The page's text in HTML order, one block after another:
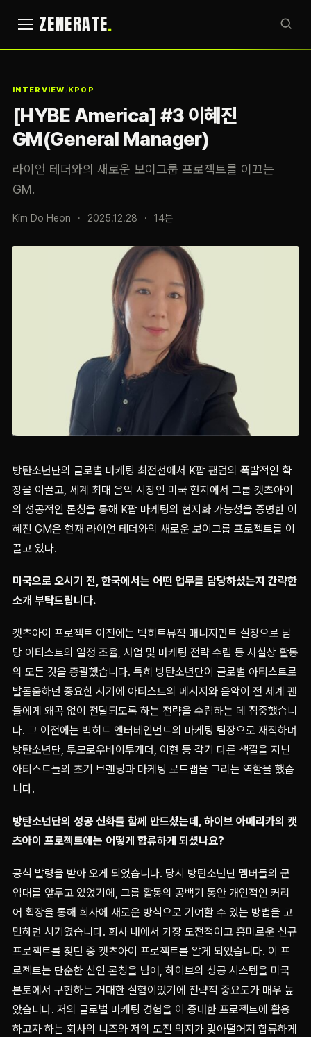
ZENERATE
INTERVIEW /KPOP
[HYBE America] #3 이혜진
GM(General Manager)
라이언 테더와의 새로운 보이그룹 프로젝트를 이끄는
GM.
Kim Do Heon · 2025.12.28 · 14분
방탄소년단의 글로벌 마케팅 최전선에서 K팝 팬덤의 폭발적인 확
장을 이끌고, 세계 최대 음악 시장인 미국 현지에서 그룹 캣츠아이
의 성공적인 론칭을 통해 K팝 마케팅의 현지화 가능성을 증명한 이
혜진 GM은 현재 라이언 테더와의 새로운 보이그룹 프로젝트를 이
끌고 있다.
미국으로 오시기 전, 한국에서는 어떤 업무를 담당하셨는지 간략한
소개 부탁드립니다.
캣츠아이 프로젝트 이전에는 빅히트뮤직 매니지먼트 실장으로 담
당 아티스트의 일정 조율, 사업 및 마케팅 전략 수립 등 사실상 활동
의 모든 것을 총괄했습니다. 특히 방탄소년단이 글로벌 아티스트로
발돋움하던 중요한 시기에 아티스트의 메시지와 음악이 전 세계 팬
들에게 왜곡 없이 전달되도록 하는 전략을 수립하는 데 집중했습니
다. 그 이전에는 빅히트 엔터테인먼트의 마케팅 팀장으로 재직하며
방탄소년단, 투모로우바이투게더, 이현 등 각기 다른 색깔을 지닌
아티스트들의 초기 브랜딩과 마케팅 로드맵을 그리는 역할을 했습
니다.
방탄소년단의 성공 신화를 함께 만드셨는데, 하이브 아메리카의 캣
츠아이 프로젝트에는 어떻게 합류하게 되셨나요?
공식 발령을 받아 오게 되었습니다. 당시 방탄소년단 멤버들의 군
입대를 앞두고 있었기에, 그룹 활동의 공백기 동안 개인적인 커리
어 확장을 통해 회사에 새로운 방식으로 기여할 수 있는 방법을 고
민하던 시기였습니다. 회사 내에서 가장 도전적이고 흥미로운 신규
프로젝트를 찾던 중 캣츠아이 프로젝트를 알게 되었습니다. 이 프
로젝트는 단순한 신인 론칭을 넘어, 하이브의 성공 시스템을 미국
본토에서 구현하는 거대한 실험이었기에 전략적 중요도가 매우 높
았습니다. 저의 글로벌 마케팅 경험을 이 중대한 프로젝트에 활용
하고자 하는 회사의 니즈와 저의 도전 의지가 맞아떨어져 합류하게